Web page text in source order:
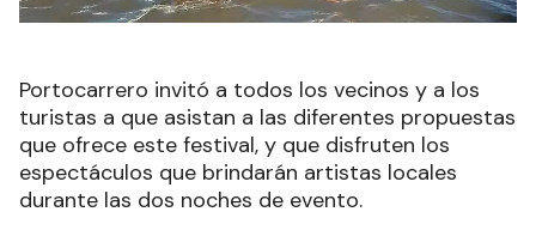
Portocarrero invitó a todos los vecinos y a los
turistas a que asistan a las diferentes propuestas
que ofrece este festival, y que disfruten los
espectáculos que brindarán artistas locales
durante las dos noches de evento.